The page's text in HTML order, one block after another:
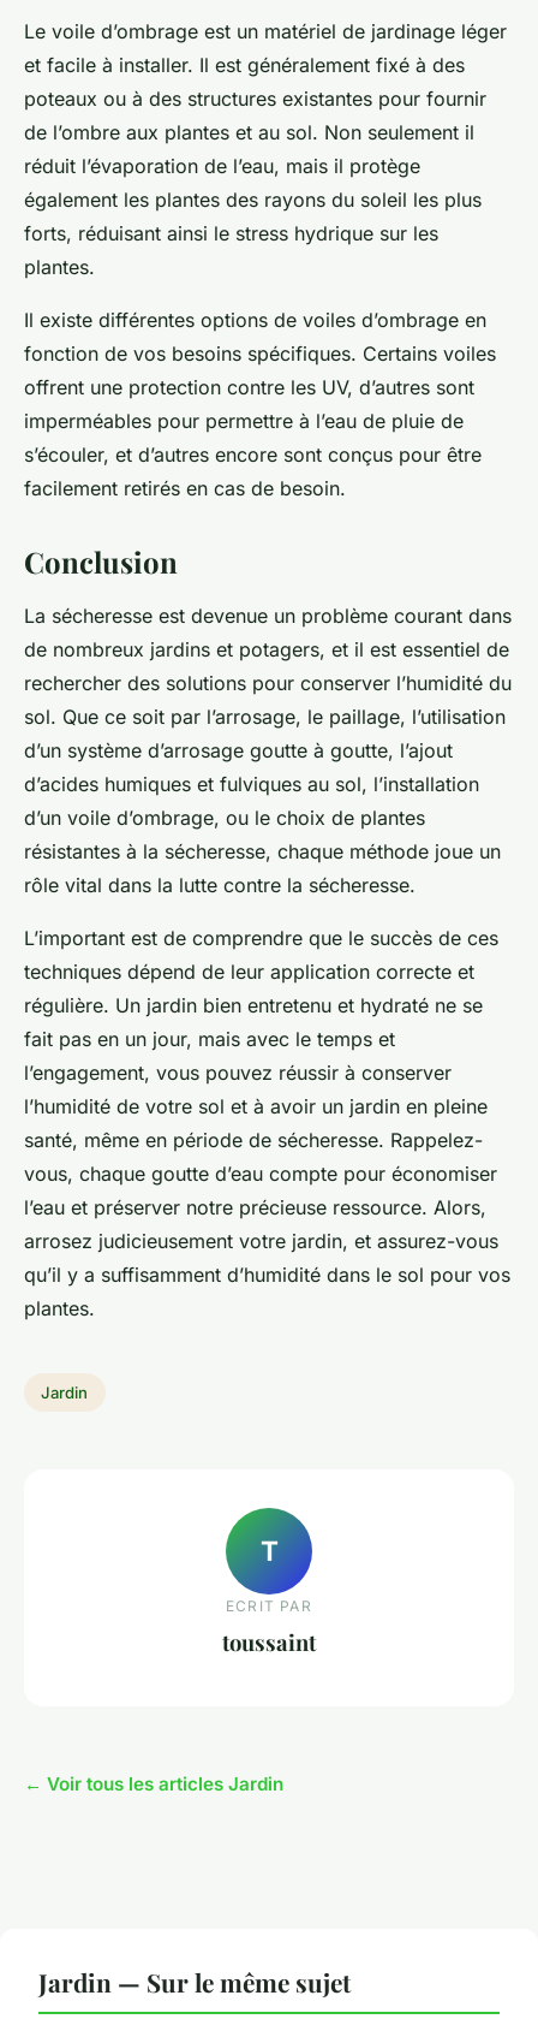
Le voile d’ombrage est un matériel de jardinage léger
et facile à installer. Il est généralement fixé à des
poteaux ou à des structures existantes pour fournir
de l’ombre aux plantes et au sol. Non seulement il
réduit l’évaporation de l’eau, mais il protège
également les plantes des rayons du soleil les plus
forts, réduisant ainsi le stress hydrique sur les
plantes.
Il existe différentes options de voiles d’ombrage en
fonction de vos besoins spécifiques. Certains voiles
offrent une protection contre les UV, d’autres sont
imperméables pour permettre à l’eau de pluie de
s’écouler, et d’autres encore sont conçus pour être
facilement retirés en cas de besoin.
Conclusion
La sécheresse est devenue un problème courant dans
de nombreux jardins et potagers, et il est essentiel de
rechercher des solutions pour conserver l’humidité du
sol. Que ce soit par l’arrosage, le paillage, l’utilisation
d’un système d’arrosage goutte à goutte, l’ajout
d’acides humiques et fulviques au sol, l’installation
d’un voile d’ombrage, ou le choix de plantes
résistantes à la sécheresse, chaque méthode joue un
rôle vital dans la lutte contre la sécheresse.
L’important est de comprendre que le succès de ces
techniques dépend de leur application correcte et
régulière. Un jardin bien entretenu et hydraté ne se
fait pas en un jour, mais avec le temps et
l’engagement, vous pouvez réussir à conserver
l’humidité de votre sol et à avoir un jardin en pleine
santé, même en période de sécheresse. Rappelez-
vous, chaque goutte d’eau compte pour économiser
l’eau et préserver notre précieuse ressource. Alors,
arrosez judicieusement votre jardin, et assurez-vous
qu’il y a suffisamment d’humidité dans le sol pour vos
plantes.
Jardin
T
ECRIT PAR
toussaint
← Voir tous les articles Jardin
Jardin — Sur le même sujet